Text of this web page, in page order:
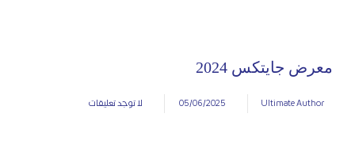
معرض جايتكس 2024
Ultimate Author
05/06/2025 لا توجد تعليقات